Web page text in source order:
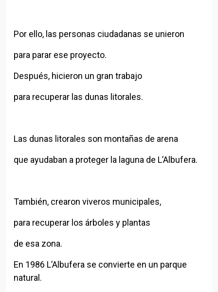
Por ello, las personas ciudadanas se unieron
para parar ese proyecto.
Después, hicieron un gran trabajo
para recuperar las dunas litorales.
Las dunas litorales son montañas de arena
que ayudaban a proteger la laguna de L’Albufera.
También, crearon viveros municipales,
para recuperar los árboles y plantas
de esa zona.
En 1986 L’Albufera se convierte en un parque
natural.
Volver al índice